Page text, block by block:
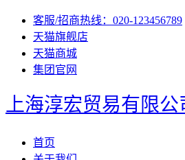
客服/招商热线：020-123456789
天猫旗舰店
天猫商城
集团官网
上海淳宏贸易有限公
首页